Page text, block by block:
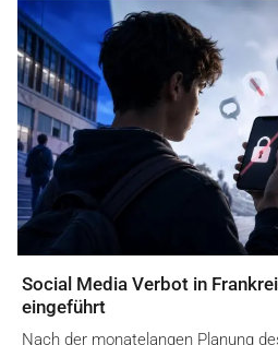
Social Media Verbot in
eingeführt
Nach der monatelangen Planung